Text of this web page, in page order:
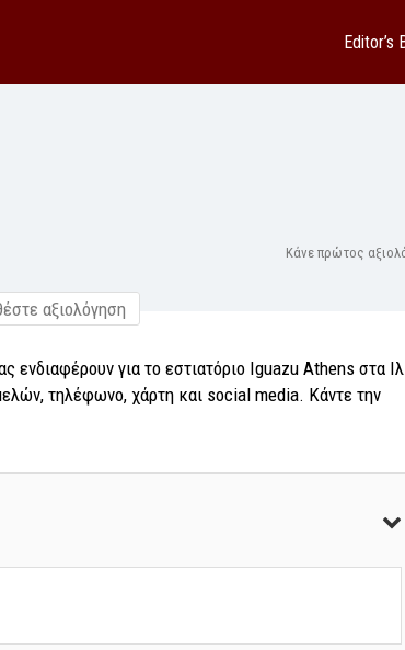
Editor’s
Κάνε πρώτος
αξιολόγηση
για το εστιατόριο Iguazu Athens στα
τηλέφωνο, χάρτη και social media. Κάντε την